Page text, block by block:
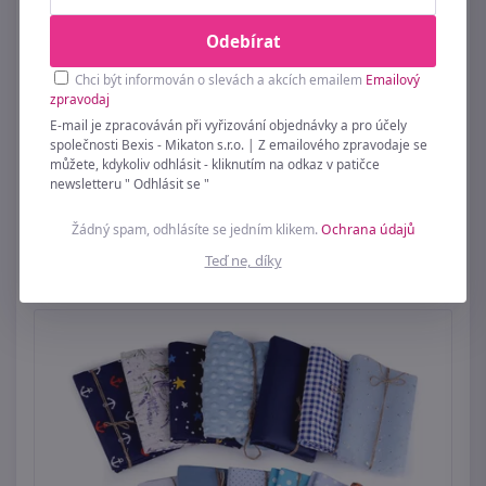
Sada látek na patchwork 40x40 cm
99 Kč
Ihned k odeslání16ks
Odebírat
Chci být informován o slevách a akcích emailem Emailový
zpravodaj
E-mail je zpracováván při vyřizování objednávky a pro účely
společnosti Bexis - Mikaton s.r.o. | Z emailového zpravodaje se
můžete, kdykoliv odhlásit - kliknutím na odkaz v patičce
newsletteru " Odhlásit se "
Žádný spam, odhlásíte se jedním klikem.Ochrana údajů
Teď ne, díky